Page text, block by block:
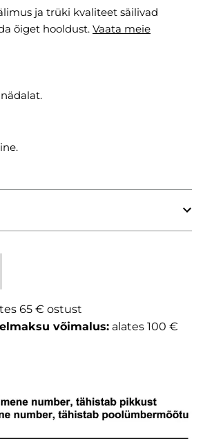
ja trüki kvaliteet säilivad
õiget hooldust. Vaata meie
65 € ostust
võimalus: alates 100 €